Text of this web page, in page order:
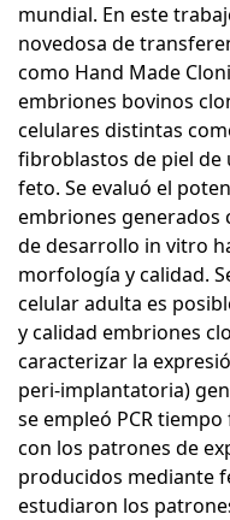
mundial. En este
novedosa de
como Hand Made
embriones bovinos
celulares distintas
fibroblastos de piel de
feto. Se evaluó el
embriones generados
de desarrollo in vitro
morfología y calidad.
celular adulta es
y calidad embriones
caracterizar la
peri-implantatoria)
se empleó PCR
con los patrones de
producidos mediante
estudiaron los